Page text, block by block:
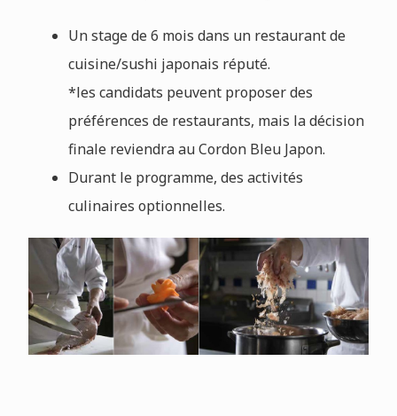
Un stage de 6 mois dans un restaurant de
cuisine/sushi japonais réputé.
*les candidats peuvent proposer des
préférences de restaurants, mais la décision
finale reviendra au Cordon Bleu Japon.
Durant le programme, des activités
culinaires optionnelles.